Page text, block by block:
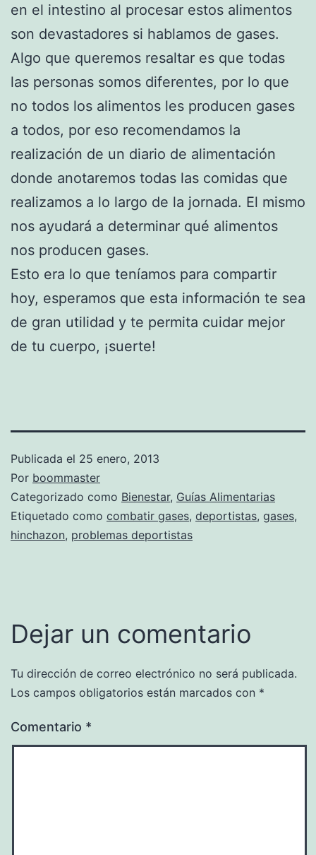
en el intestino al procesar estos alimentos
son devastadores si hablamos de gases.
Algo que queremos resaltar es que todas
las personas somos diferentes, por lo que
no todos los alimentos les producen gases
a todos, por eso recomendamos la
realización de un diario de alimentación
donde anotaremos todas las comidas que
realizamos a lo largo de la jornada. El mismo
nos ayudará a determinar qué alimentos
nos producen gases.
Esto era lo que teníamos para compartir
hoy, esperamos que esta información te sea
de gran utilidad y te permita cuidar mejor
de tu cuerpo, ¡suerte!
Publicada el 25 enero, 2013
Por boommaster
Categorizado como Bienestar, Guías Alimentarias
Etiquetado como combatir gases, deportistas, gases,
hinchazon, problemas deportistas
Dejar un comentario
Tu dirección de correo electrónico no será publicada.
Los campos obligatorios están marcados con *
Comentario *